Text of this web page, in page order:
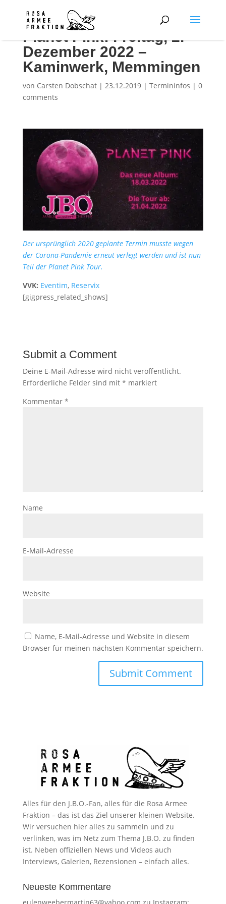
Planet Pink: Freitag, 2.
Dezember 2022 –
Kaminwerk, Memmingen
von Carsten Dobschat| 23.12.2019| Termininfos | 0
comments
Der ursprünglich 2020 geplante Termin musste wegen
der Corona-Pandemie erneut verlegt werden und ist nun
Teil der Planet Pink Tour.
VVK: Eventim, Reservix
[gigpress_related_shows]
Submit a Comment
Deine E-Mail-Adresse wird nicht veröffentlicht.
Erforderliche Felder sind mit * markiert
Kommentar *
Name
E-Mail-Adresse
Website
Name, E-Mail-Adresse und Website in diesem
Browser für meinen nächsten Kommentar speichern.
Alles für den J.B.O.-Fan, alles für die Rosa Armee
Fraktion – das ist das Ziel unserer kleinen Website.
Wir versuchen hier alles zu sammeln und zu
verlinken, was im Netz zum Thema J.B.O. zu finden
ist. Neben offiziellen News und Videos auch
Interviews, Galerien, Rezensionen – einfach alles.
Neueste Kommentare
eulenweebermartin63@yahoo.com zu Instagram: